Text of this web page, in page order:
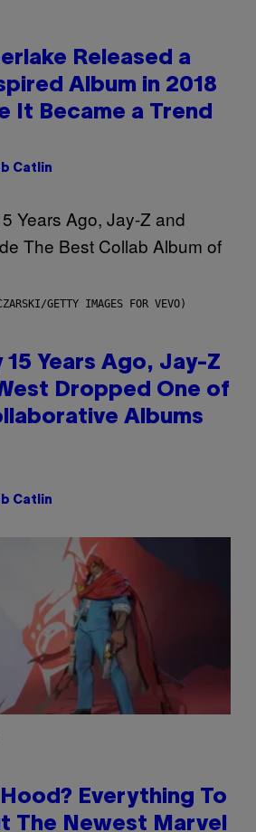
Released a
Album in 2018
It Became a Trend
Catlin
GETTY IMAGES FOR VEVO)
15 Years Ago, Jay-Z
Dropped One of
Albums
Catlin
Everything To
The Newest Marvel